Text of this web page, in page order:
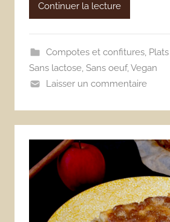
Continuer la lecture
Compotes et confitures,
Sans lactose, Sans oeuf,Vegan
Laisser un commentaire